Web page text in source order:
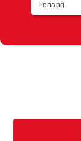
Penang